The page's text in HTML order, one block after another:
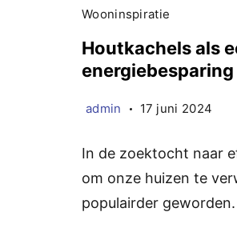
Wooninspiratie
Houtkachels als
energiebesparing
admin 17 juni 2024
In de zoektocht naar
om onze huizen te
populairder